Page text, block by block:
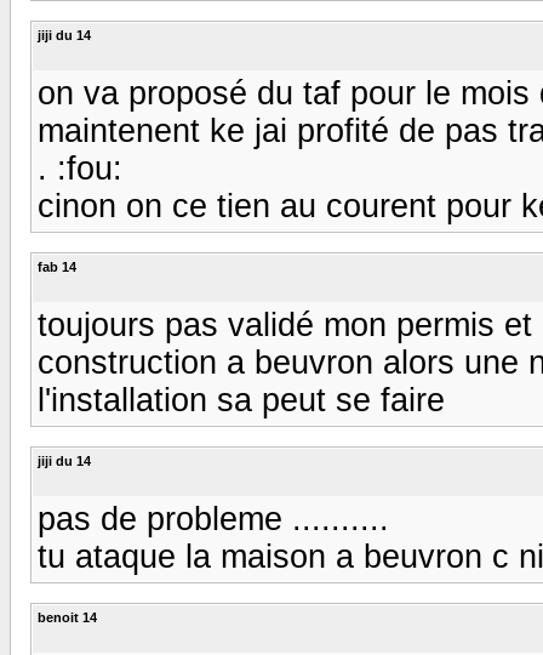
jiji du 14
on va proposé du taf pour le
maintenent ke jai profité de pas
. :fou:
cinon on ce tien au courent pour
fab 14
toujours pas validé mon permis
construction a beuvron alors une
l'installation sa peut se faire
jiji du 14
pas de probleme ..........
tu ataque la maison a beuvron c
benoit 14